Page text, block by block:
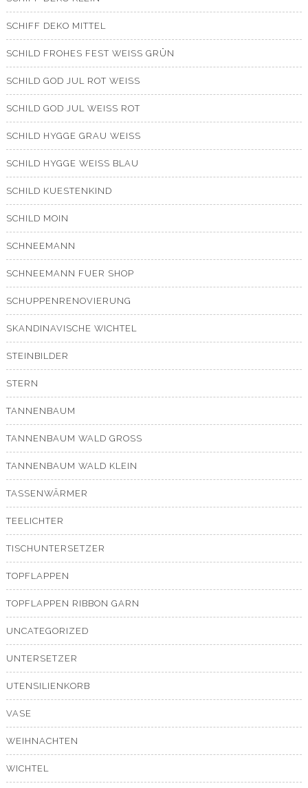
SCHIFF DEKO MITTEL
SCHILD FROHES FEST WEISS GRÜN
SCHILD GOD JUL ROT WEISS
SCHILD GOD JUL WEISS ROT
SCHILD HYGGE GRAU WEISS
SCHILD HYGGE WEISS BLAU
SCHILD KUESTENKIND
SCHILD MOIN
SCHNEEMANN
SCHNEEMANN FUER SHOP
SCHUPPENRENOVIERUNG
SKANDINAVISCHE WICHTEL
STEINBILDER
STERN
TANNENBAUM
TANNENBAUM WALD GROSS
TANNENBAUM WALD KLEIN
TASSENWÄRMER
TEELICHTER
TISCHUNTERSETZER
TOPFLAPPEN
TOPFLAPPEN RIBBON GARN
UNCATEGORIZED
UNTERSETZER
UTENSILIENKORB
VASE
WEIHNACHTEN
WICHTEL